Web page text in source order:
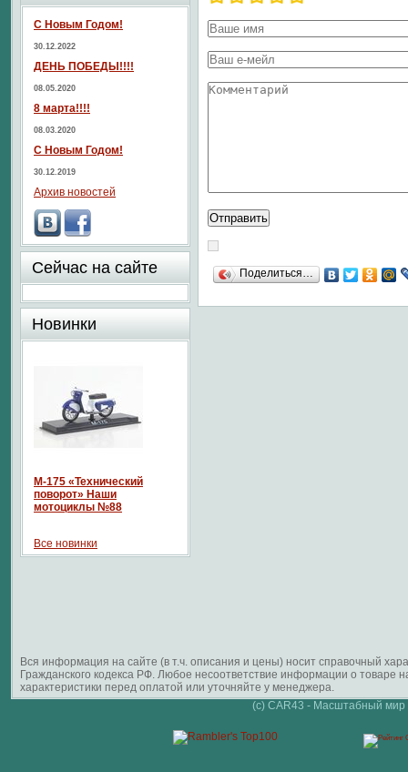
Поделиться…
С Новым Годом!
30.12.2022
ДЕНЬ ПОБЕДЫ!!!!
08.05.2020
8 марта!!!!
08.03.2020
С Новым Годом!
30.12.2019
Архив новостей
Сейчас на сайте
Новинки
М-175 «Технический
поворот» Наши
мотоциклы №88
Все новинки
Вся информация на сайте (в т.ч. описания и цены) носит справочный
Гражданского кодекса РФ. Любое несоответствие информации о
характеристики перед оплатой или уточняйте у менеджера.
(c) CAR43 - Масштабный мир